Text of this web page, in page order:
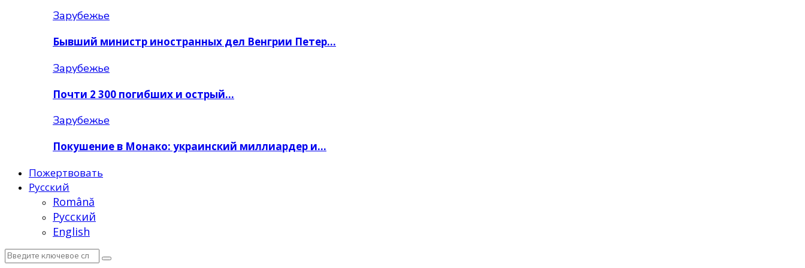
Зарубежье
Бывший министр иностранных дел Венгрии Петер…
Зарубежье
Почти 2 300 погибших и острый…
Зарубежье
Покушение в Монако: украинский миллиардер и…
Пожертвовать
Русский
Română
Русский
English
Search
Search